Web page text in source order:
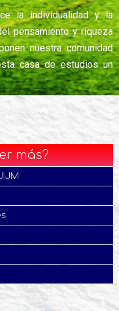
la individualidad y la
pensamiento y riqueza
nuestra comunidad
casa de estudios un
más?